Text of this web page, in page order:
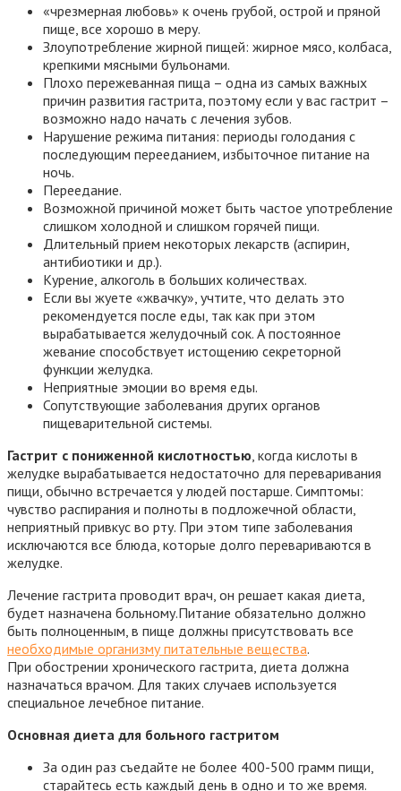
«чрезмерная любовь» к очень грубой, острой и пряной
пище, все хорошо в меру.
Злоупотребление жирной пищей: жирное мясо, колбаса,
крепкими мясными бульонами.
Плохо пережеванная пища – одна из самых важных
причин развития гастрита, поэтому если у вас гастрит –
возможно надо начать с лечения зубов.
Нарушение режима питания: периоды голодания с
последующим перееданием, избыточное питание на
ночь.
Переедание.
Возможной причиной может быть частое употребление
слишком холодной и слишком горячей пищи.
Длительный прием некоторых лекарств (аспирин,
антибиотики и др.).
Курение, алкоголь в больших количествах.
Если вы жуете «жвачку», учтите, что делать это
рекомендуется после еды, так как при этом
вырабатывается желудочный сок. А постоянное
жевание способствует истощению секреторной
функции желудка.
Неприятные эмоции во время еды.
Сопутствующие заболевания других органов
пищеварительной системы.
Гастрит с пониженной кислотностью , когда кислоты в
желудке вырабатывается недостаточно для переваривания
пищи, обычно встречается у людей постарше. Симптомы:
чувство распирания и полноты в подложечной области,
неприятный привкус во рту. При этом типе заболевания
исключаются все блюда, которые долго перевариваются в
желудке.
Лечение гастрита проводит врач, он решает какая диета,
будет назначена больному.Питание обязательно должно
быть полноценным, в пище должны присутствовать все
необходимые организму питательные вещества.
При обострении хронического гастрита, диета должна
назначаться врачом. Для таких случаев используется
специальное лечебное питание.
Основная диета для больного гастритом
За один раз съедайте не более 400-500 грамм пищи,
старайтесь есть каждый день в одно и то же время.